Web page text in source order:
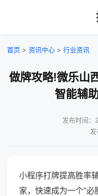
首页 > 资讯中心 > 行业资讯
做牌攻略!微乐山
智能辅
发布时间
小程序打牌提高胜率
家，快速成为一个“